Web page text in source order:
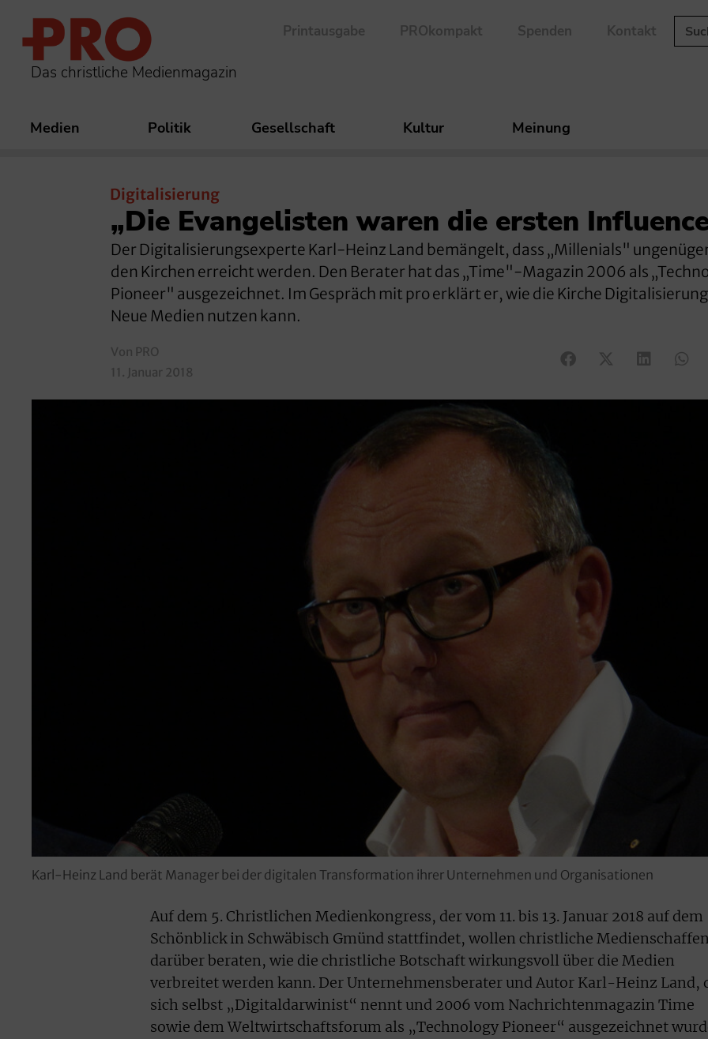
Das christliche Medienmagazin
Printausgabe PROkompakt Spenden Kontakt
Medien Politik Gesellschaft Kultur Meinung
Digitalisierung
„Die Evangelisten waren die ersten
Der Digitalisierungsexperte Karl-Heinz Land bemängelt, dass „Millenials"
den Kirchen erreicht werden. Den Berater hat das „Time"-Magazin 2006 als
Pioneer" ausgezeichnet. Im Gespräch mit pro erklärt er, wie die Kirche
Neue Medien nutzen kann.
Von PRO
11. Januar 2018
Karl-Heinz Land berät Manager bei der digitalen Transformation ihrer Unternehmen und Organisationen
Auf dem 5. Christlichen Medienkongress, der vom 11. bis 13. Januar 2018 auf dem
Schönblick in Schwäbisch Gmünd stattfindet, wollen christliche
darüber beraten, wie die christliche Botschaft wirkungsvoll über die Medien
verbreitet werden kann. Der Unternehmensberater und Autor Karl-Heinz Land,
sich selbst „Digitaldarwinist“ nennt und 2006 vom Nachrichtenmagazin Time
sowie dem Weltwirtschaftsforum als „Technology Pioneer“ ausgezeichnet